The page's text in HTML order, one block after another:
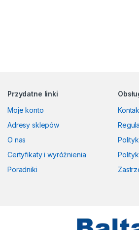
Przydatne linki
Moje konto
Adresy sklepów
O nas
Certyfikaty i wyróżnienia
Poradniki